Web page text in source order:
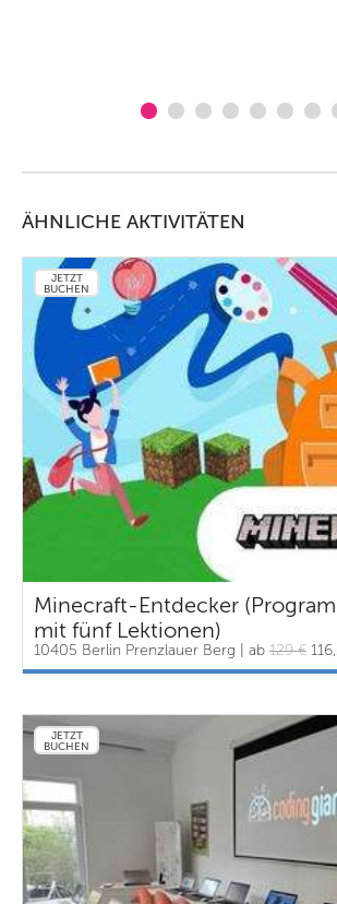
ÄHNLICHE AKTIVITÄTEN
JETZT
BUCHEN
Minecraft-Entdecker
mit fünf Lektionen)
10405 Berlin Prenzlauer Berg | ab 129 €
JETZT
BUCHEN